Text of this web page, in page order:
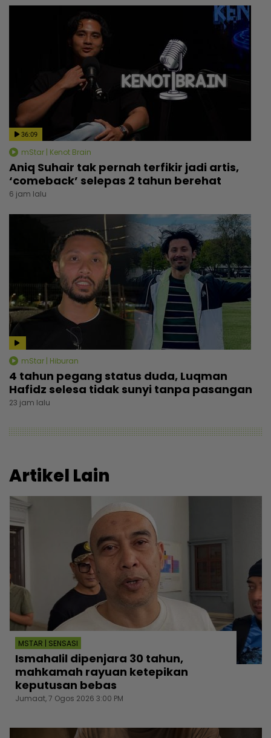
36:09
mStar | Kenot Brain
Aniq Suhair tak pernah terfikir jadi artis,
‘comeback’ selepas 2 tahun berehat
6 jam lalu
mStar | Hiburan
4 tahun pegang status duda, Luqman
Hafidz selesa tidak sunyi tanpa pasangan
23 jam lalu
Artikel Lain
MSTAR | SENSASI
Ismahalil dipenjara 30 tahun,
mahkamah rayuan ketepikan
keputusan bebas
Jumaat, 7 Ogos 2026 3:00 PM